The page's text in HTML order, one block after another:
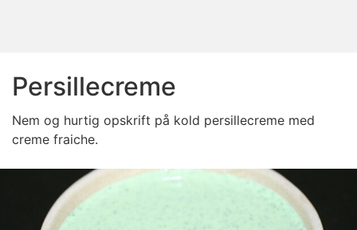
Persillecreme
Nem og hurtig opskrift på kold persillecreme med
creme fraiche.